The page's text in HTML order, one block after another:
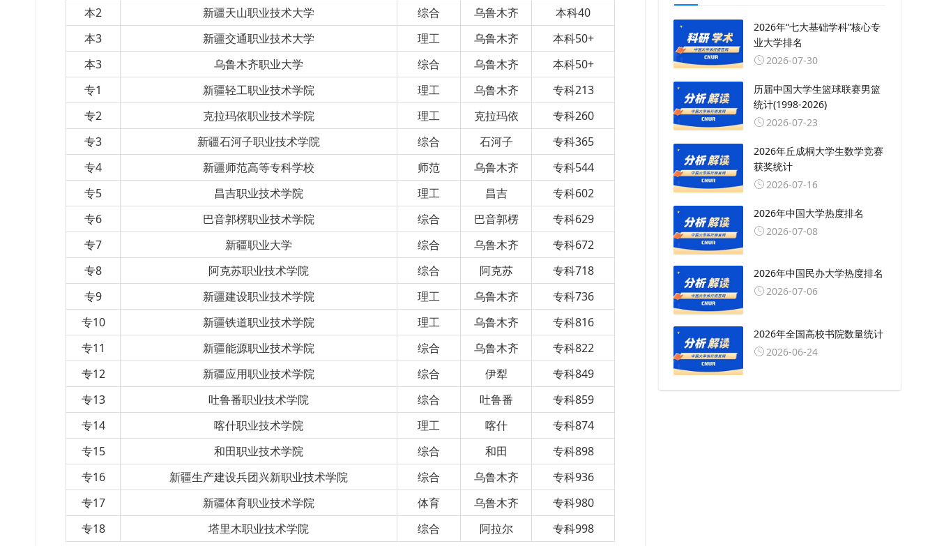
本2
新疆天山职业技术大学 综合 乌鲁木齐
本科40
本3
新疆交通职业技术大学 理工 乌鲁木齐
本科50+
本3
乌鲁木齐职业大学 综合 乌鲁木齐
本科50+
专1
新疆轻工职业技术学院 理工 乌鲁木齐
专科213
专2
克拉玛依职业技术学院 理工 克拉玛依
专科260
专3
新疆石河子职业技术学院 综合 石河子
专科365
专4
新疆师范高等专科学校 师范 乌鲁木齐
专科544
专5
昌吉职业技术学院 理工 昌吉
专科602
专6
巴音郭楞职业技术学院 综合 巴音郭楞
专科629
专7
新疆职业大学 综合 乌鲁木齐
专科672
专8
阿克苏职业技术学院 综合 阿克苏
专科718
专9
新疆建设职业技术学院 理工 乌鲁木齐
专科736
专10
新疆铁道职业技术学院 理工 乌鲁木齐
专科816
专11
新疆能源职业技术学院 综合 乌鲁木齐
专科822
专12
新疆应用职业技术学院 综合 伊犁
专科849
专13
吐鲁番职业技术学院 综合 吐鲁番
专科859
专14
喀什职业技术学院 理工 喀什
专科874
专15
和田职业技术学院 综合 和田
专科898
专16
新疆生产建设兵团兴新职业技术学院 综合 乌鲁木齐
专科936
专17
新疆体育职业技术学院 体育 乌鲁木齐
专科980
专18
塔里木职业技术学院 综合 阿拉尔 专科998
2026年“七大基础学科”核心专
业大学排名
2026-07-30
历届中国大学生篮球联赛男篮
统计(1998-2026)
2026-07-23
2026年丘成桐大学生数学竞赛
获奖统计
2026-07-16
2026年中国大学热度排名
2026-07-08
2026年中国民办大学热度排名
2026-07-06
2026年全国高校书院数量统计
2026-06-24